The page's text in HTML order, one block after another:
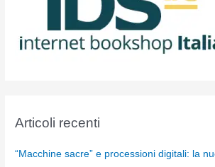
Articoli recenti
“Macchine sacre” e processioni digitali: la